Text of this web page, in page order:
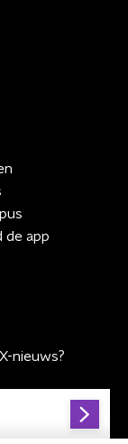
de app
nieuws?